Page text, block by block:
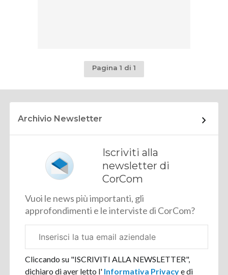
Pagina 1 di 1
Archivio Newsletter
Iscriviti alla
newsletter di
CorCom
Vuoi le news più importanti, gli
approfondimenti e le interviste di CorCom?
aziendale
Cliccando su "ISCRIVITI ALLA NEWSLETTER",
dichiaro di aver letto l' Informativa Privacye di